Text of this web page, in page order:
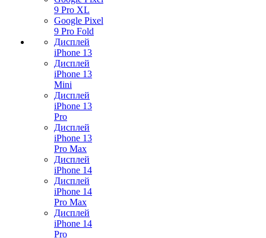
9 Pro XL
Google Pixel
9 Pro Fold
Дисплей
iPhone 13
Дисплей
iPhone 13
Mini
Дисплей
iPhone 13
Pro
Дисплей
iPhone 13
Pro Max
Дисплей
iPhone 14
Дисплей
iPhone 14
Pro Max
Дисплей
iPhone 14
Pro